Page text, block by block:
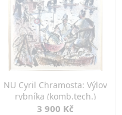
NU Cyril Chramosta: Výlov
rybníka (komb.tech.)
3 900 Kč